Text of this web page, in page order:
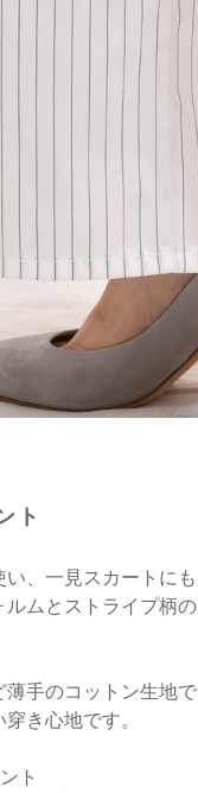
ト
、一見スカートに
ムとストライプ柄
手のコットン生地
き心地です。
ト